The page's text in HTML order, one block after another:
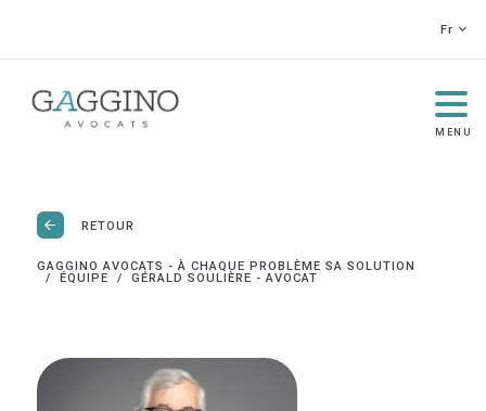
Fr
MENU
RETOUR
GAGGINO AVOCATS - À CHAQUE PROBLÈME SA SOLUTION
ÉQUIPE
GÉRALD SOULIÈRE - AVOCAT